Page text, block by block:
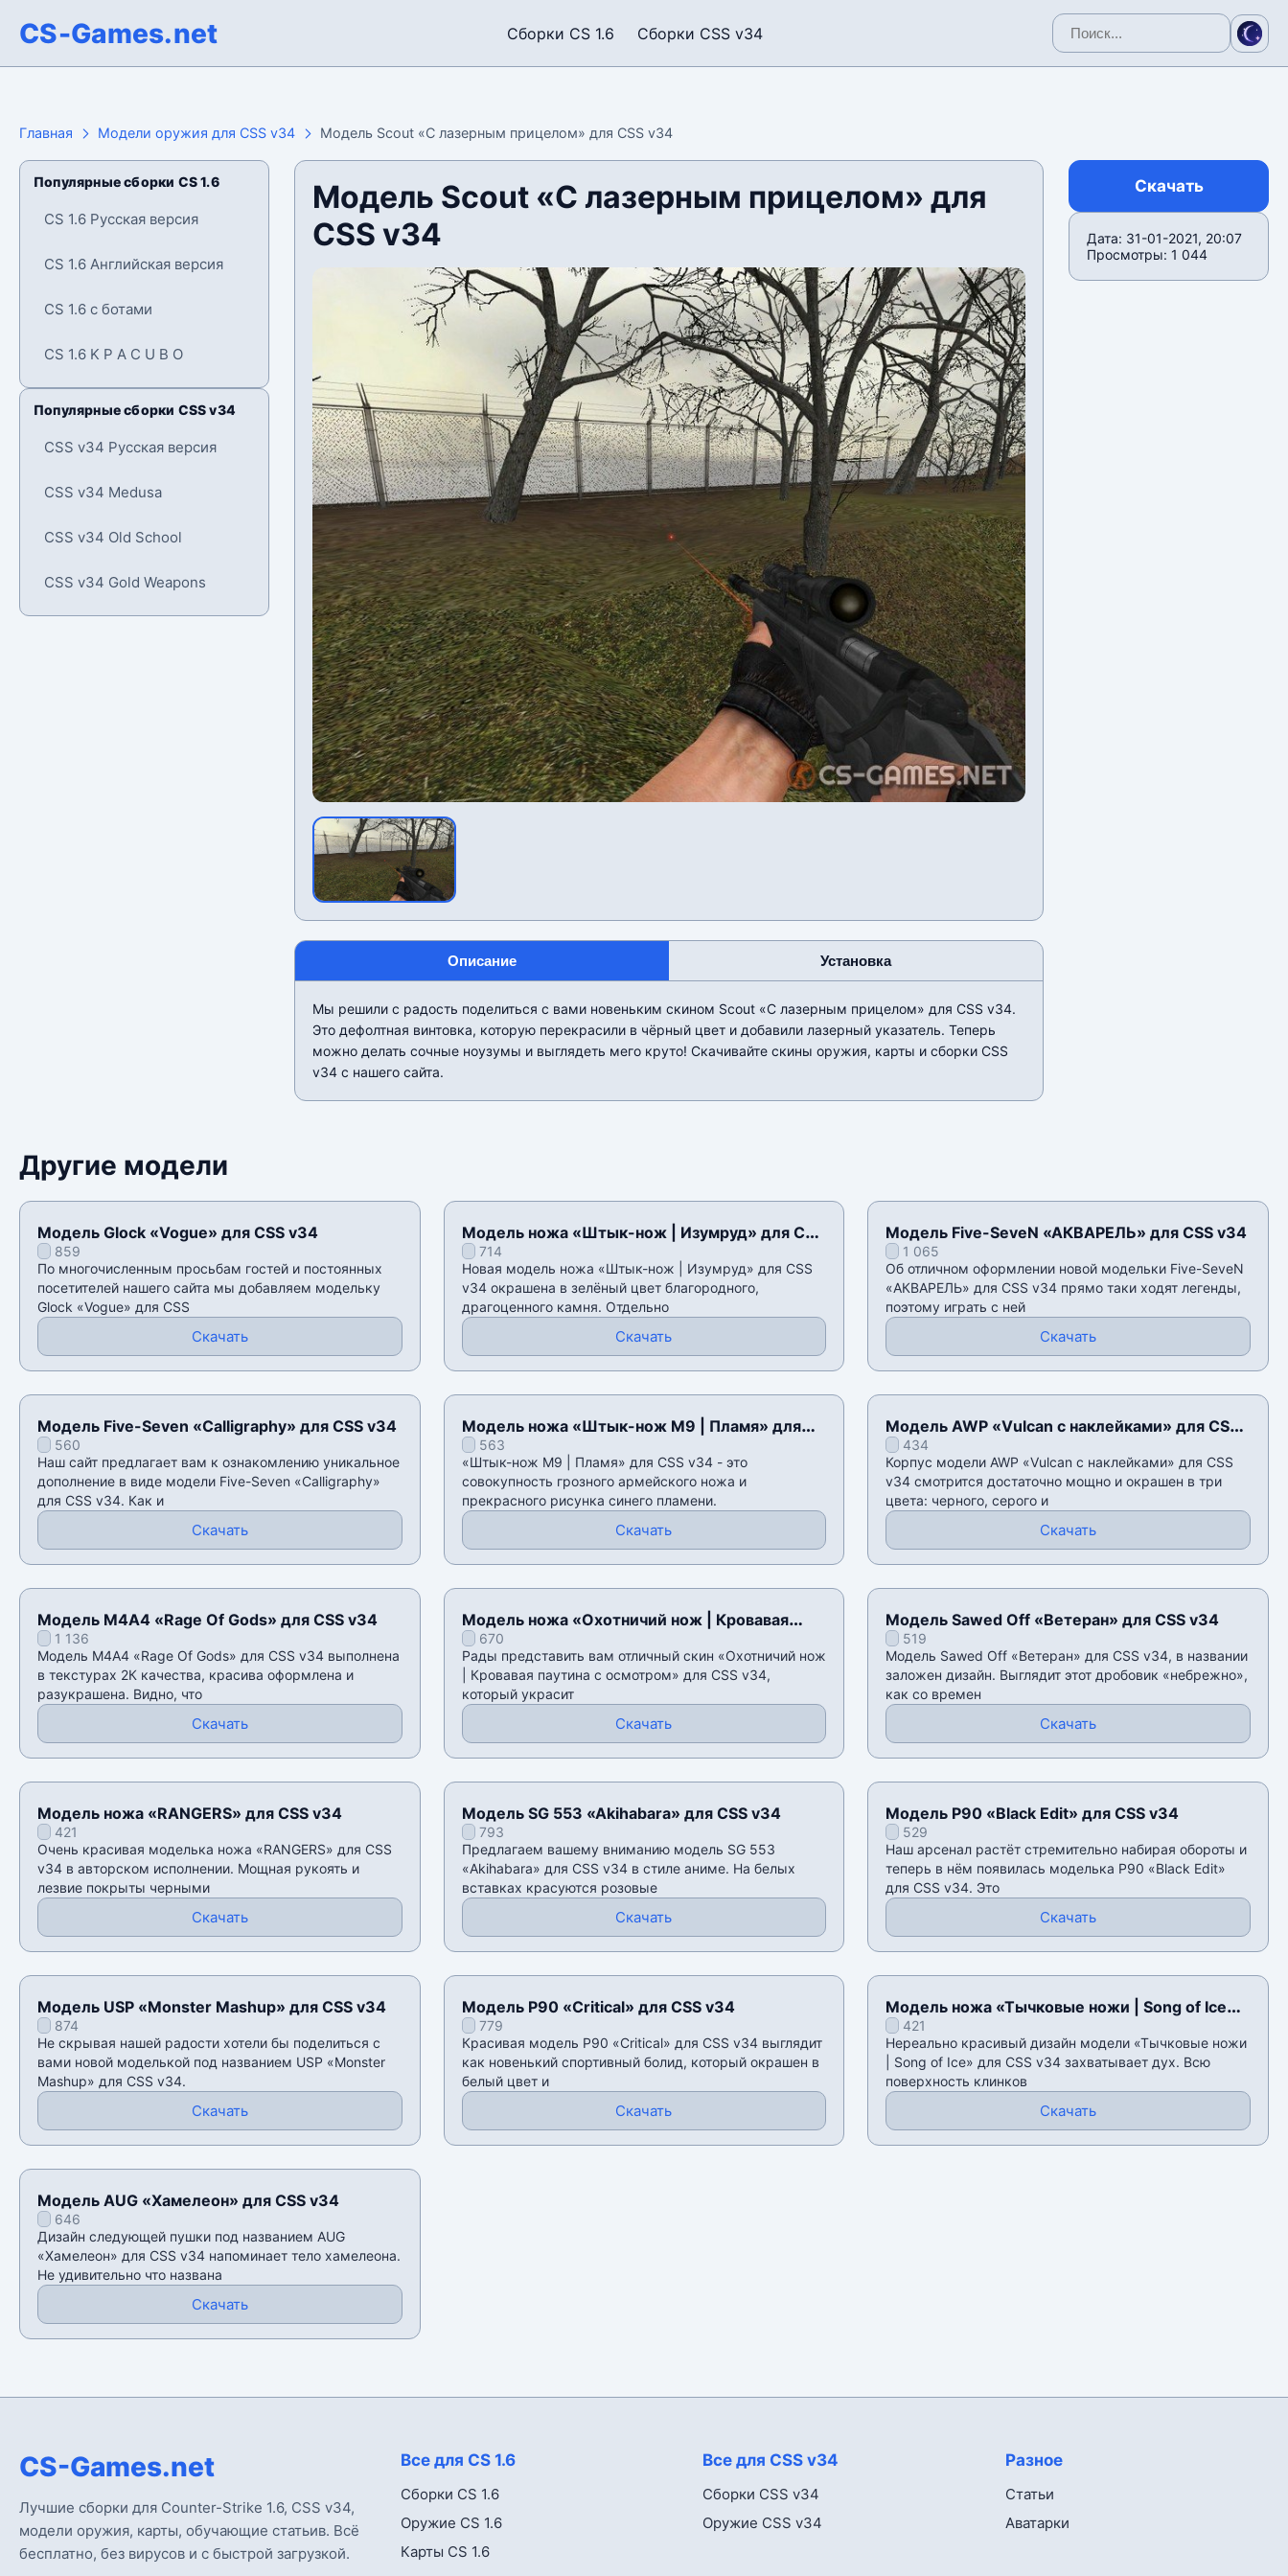
CS-Games.net Сборки CS 1.6 Сборки CSS v34
Главная Модели оружия для CSS v34 Модель Scout «С лазерным прицелом» для CSS v34
Популярные сборки CS 1.6
CS 1.6 Русская версия
CS 1.6 Английская версия
CS 1.6 с ботами
CS 1.6 K P A C U B O
Популярные сборки CSS v34
CSS v34 Русская версия
CSS v34 Medusa
CSS v34 Old School
CSS v34 Gold Weapons
Модель Scout «С лазерным прицелом» для
CSS v34
Описание Установка
Мы решили с радость поделиться с вами новеньким скином Scout «С лазерным прицелом» для CSS v34.
Это дефолтная винтовка, которую перекрасили в чёрный цвет и добавили лазерный указатель. Теперь
можно делать сочные ноузумы и выглядеть мего круто! Скачивайте скины оружия, карты и сборки CSS
v34 c нашего сайта.
Скачать
Дата: 31-01-2021, 20:07
Просмотры: 1 044
Другие модели
Модель Glock «Vogue» для CSS v34
859
По многочисленным просьбам гостей и постоянных
посетителей нашего сайта мы добавляем модельку
Glock «Vogue» для CSS
Скачать
Модель ножа «Штык-нож | Изумруд» для CSS
v34714
Новая модель ножа «Штык-нож | Изумруд» для CSS
v34 окрашена в зелёный цвет благородного,
драгоценного камня. Отдельно
Скачать
Модель Five-SeveN «АКВАРЕЛЬ» для CSS v34
1 065
Об отличном оформлении новой модельки Five-SeveN
«АКВАРЕЛЬ» для CSS v34 прямо таки ходят легенды,
поэтому играть с ней
Скачать
Модель Five-Seven «Calligraphy» для CSS v34
560
Наш сайт предлагает вам к ознакомлению уникальное
дополнение в виде модели Five-Seven «Calligraphy»
для CSS v34. Как и
Скачать
Модель ножа «Штык-нож M9 | Пламя» для
CSS v34
563
«Штык-нож M9 | Пламя» для CSS v34 - это
совокупность грозного армейского ножа и
прекрасного рисунка синего пламени.
Скачать
Модель AWP «Vulcan с наклейками» для CSS
v34434
Корпус модели AWP «Vulcan с наклейками» для CSS
v34 смотрится достаточно мощно и окрашен в три
цвета: черного, серого и
Скачать
Модель М4А4 «Rage Of Gods» для CSS v34
1 136
Модель М4А4 «Rage Of Gods» для CSS v34 выполнена
в текстурах 2К качества, красива оформлена и
разукрашена. Видно, что
Скачать
Модель ножа «Охотничий нож | Кровавая
паутина с осмотром» для CSS v34
670
Рады представить вам отличный скин «Охотничий нож
| Кровавая паутина с осмотром» для CSS v34,
который украсит
Скачать
Модель Sawed Off «Ветеран» для CSS v34
519
Модель Sawed Off «Ветеран» для CSS v34, в названии
заложен дизайн. Выглядит этот дробовик «небрежно»,
как со времен
Скачать
Модель ножа «RANGERS» для CSS v34
421
Очень красивая моделька ножа «RANGERS» для CSS
v34 в авторском исполнении. Мощная рукоять и
лезвие покрыты черными
Скачать
Модель SG 553 «Akihabara» для CSS v34
793
Предлагаем вашему вниманию модель SG 553
«Akihabara» для CSS v34 в стиле аниме. На белых
вставках красуются розовые
Скачать
Модель P90 «Black Edit» для CSS v34
529
Наш арсенал растëт стремительно набирая обороты и
теперь в нëм появилась моделька P90 «Black Edit»
для CSS v34. Это
Скачать
Модель USP «Monster Mashup» для CSS v34
874
Не скрывая нашей радости хотели бы поделиться с
вами новой моделькой под названием USP «Monster
Mashup» для CSS v34.
Скачать
Модель P90 «Critical» для CSS v34
779
Красивая модель P90 «Critical» для CSS v34 выглядит
как новенький спортивный болид, который окрашен в
белый цвет и
Скачать
Модель ножа «Тычковые ножи | Song of Ice»
для CSS v34
421
Нереально красивый дизайн модели «Тычковые ножи
| Song of Ice» для CSS v34 захватывает дух. Всю
поверхность клинков
Скачать
Модель AUG «Хамелеон» для CSS v34
646
Дизайн следующей пушки под названием AUG
«Хамелеон» для CSS v34 напоминает тело хамелеона.
Не удивительно что названа
Скачать
CS-Games.net
Лучшие сборки для Counter-Strike 1.6, CSS v34,
модели оружия, карты, обучающие статьив. Всё
бесплатно, без вирусов и с быстрой загрузкой.
Все для CS 1.6
Сборки CS 1.6
Оружие CS 1.6
Карты CS 1.6
Все для CSS v34
Сборки CSS v34
Оружие CSS v34
Разное
Статьи
Аватарки